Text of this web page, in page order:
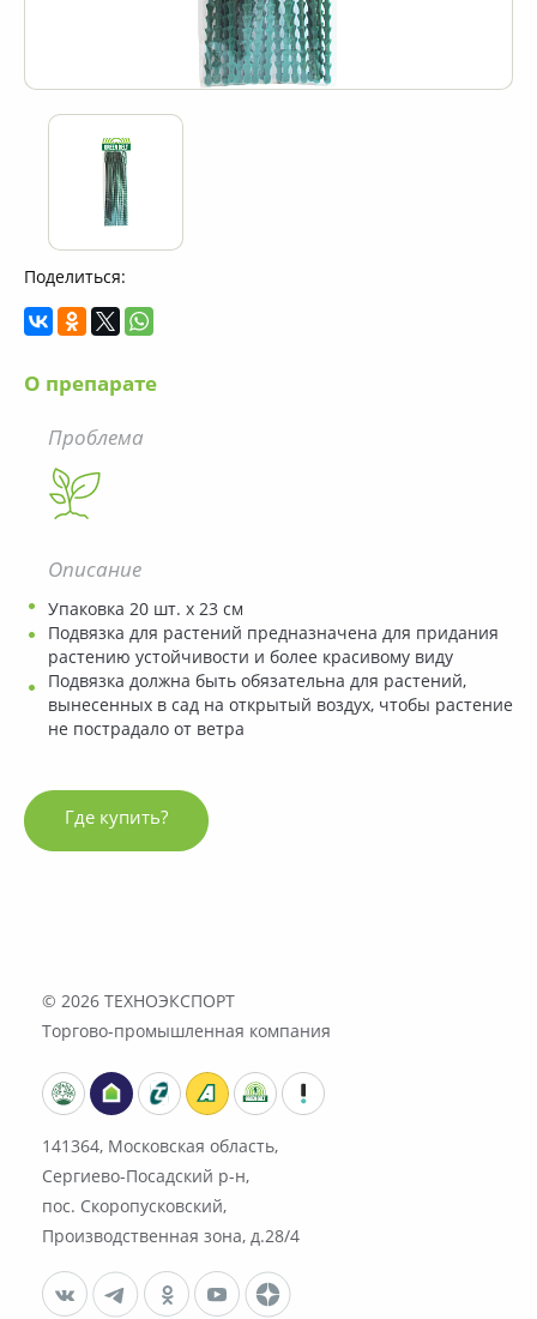
Поделиться:
О препарате
Проблема
Описание
Упаковка 20 шт. х 23 см
Подвязка для растений предназначена для придания
растению устойчивости и более красивому виду
Подвязка должна быть обязательна для растений,
вынесенных в сад на открытый воздух, чтобы растение
не пострадало от ветра
Где купить?
© 2026
ТЕХНОЭКСПОРТ
Торгово-промышленная компания
141364, Московская область,
Сергиево-Посадский р-н,
пос. Скоропусковский,
Производственная зона, д.28/4